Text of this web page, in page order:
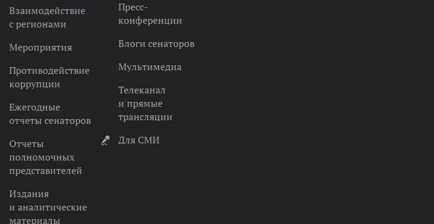
Взаимодействие
с регионами
Мероприятия
Противодействие
коррупции
Ежегодные
отчеты сенаторов
Отчеты
полномочных
представителей
Издания
и аналитические
материалы
Пресс-
конференции
Блоги сенаторов
Мультимедиа
Телеканал
и прямые
трансляции
Для СМИ